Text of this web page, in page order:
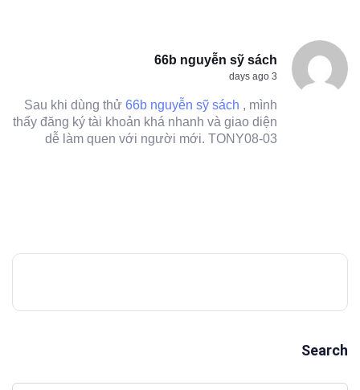
66b nguyễn sỹ sách
3 days ago
Sau khi dùng thử 66b nguyễn sỹ sách , mình
thấy đăng ký tài khoản khá nhanh và giao diện
dễ làm quen với người mới. TONY08-03
Search